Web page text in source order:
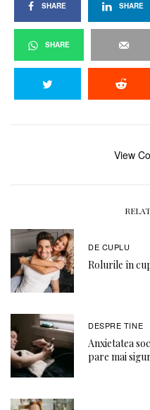
SHARE SHARE
SHARE
View
DE CUPLU
Rolurile în
DESPRE TINE
Anxietatea
pare mai